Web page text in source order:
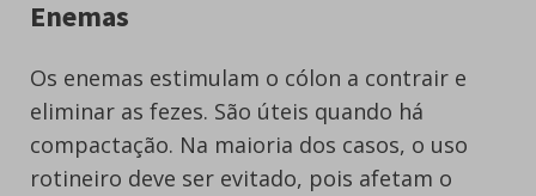
Enemas
Os enemas estimulam o cólon a contrair e
eliminar as fezes. São úteis quando há
compactação. Na maioria dos casos, o uso
rotineiro deve ser evitado, pois afetam o